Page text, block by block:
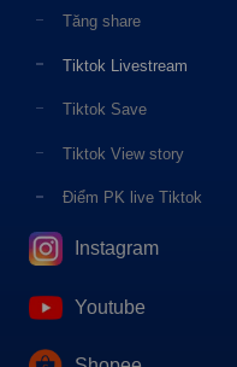
Tăng share
Tiktok Livestream
Tiktok Save
Tiktok View story
Điểm PK live Tiktok
Instagram
Youtube